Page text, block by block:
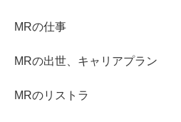
MRの仕事
MRの出世、キャリアプラン
MRのリストラ